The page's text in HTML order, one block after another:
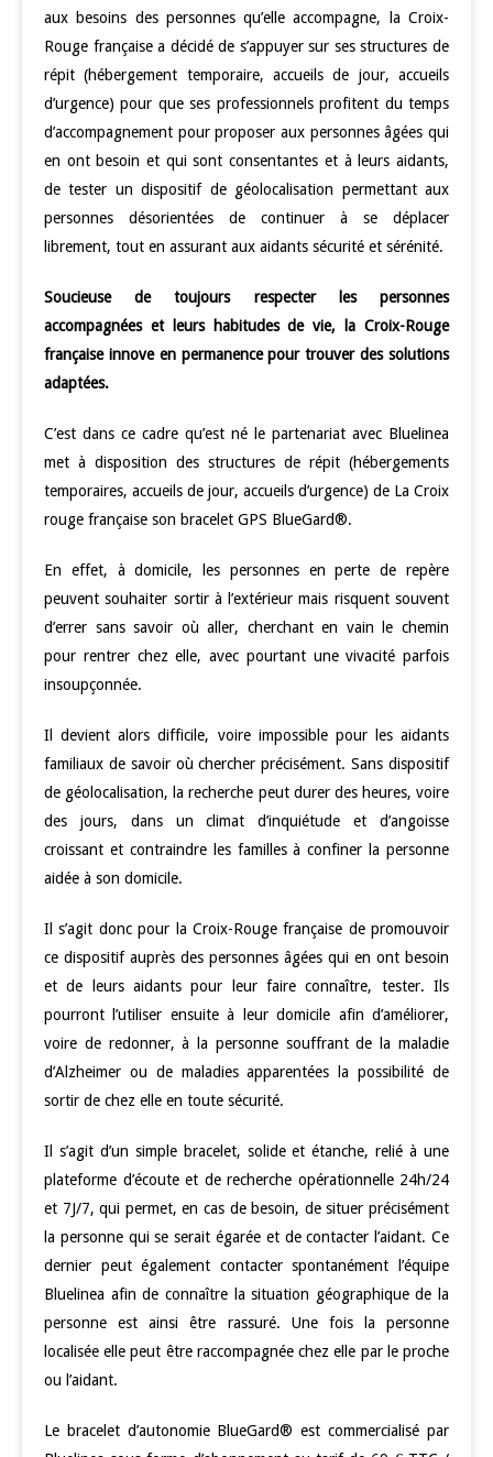
aux besoins des personnes qu’elle accompagne, la Croix-
Rouge française a décidé de s’appuyer sur ses structures de
répit (hébergement temporaire, accueils de jour, accueils
d’urgence) pour que ses professionnels profitent du temps
d’accompagnement pour proposer aux personnes âgées qui
en ont besoin et qui sont consentantes et à leurs aidants,
de tester un dispositif de géolocalisation permettant aux
personnes désorientées de continuer à se déplacer
librement, tout en assurant aux aidants sécurité et sérénité.
Soucieuse de toujours respecter les personnes
accompagnées et leurs habitudes de vie, la Croix-Rouge
française innove en permanence pour trouver des solutions
adaptées.
C’est dans ce cadre qu’est né le partenariat avec Bluelinea
met à disposition des structures de répit (hébergements
temporaires, accueils de jour, accueils d’urgence) de La Croix
rouge française son bracelet GPS BlueGard®.
En effet, à domicile, les personnes en perte de repère
peuvent souhaiter sortir à l’extérieur mais risquent souvent
d’errer sans savoir où aller, cherchant en vain le chemin
pour rentrer chez elle, avec pourtant une vivacité parfois
insoupçonnée.
Il devient alors difficile, voire impossible pour les aidants
familiaux de savoir où chercher précisément. Sans dispositif
de géolocalisation, la recherche peut durer des heures, voire
des jours, dans un climat d’inquiétude et d’angoisse
croissant et contraindre les familles à confiner la personne
aidée à son domicile.
Il s’agit donc pour la Croix-Rouge française de promouvoir
ce dispositif auprès des personnes âgées qui en ont besoin
et de leurs aidants pour leur faire connaître, tester. Ils
pourront l’utiliser ensuite à leur domicile afin d’améliorer,
voire de redonner, à la personne souffrant de la maladie
d’Alzheimer ou de maladies apparentées la possibilité de
sortir de chez elle en toute sécurité.
Il s’agit d’un simple bracelet, solide et étanche, relié à une
plateforme d’écoute et de recherche opérationnelle 24h/24
et 7J/7, qui permet, en cas de besoin, de situer précisément
la personne qui se serait égarée et de contacter l’aidant. Ce
dernier peut également contacter spontanément l’équipe
Bluelinea afin de connaître la situation géographique de la
personne est ainsi être rassuré. Une fois la personne
localisée elle peut être raccompagnée chez elle par le proche
ou l’aidant.
Le bracelet d’autonomie BlueGard® est commercialisé par